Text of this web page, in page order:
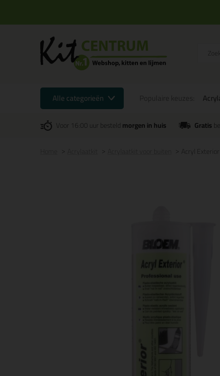
Alle categorieën
Voor 16:00 uur besteldmorgen in huis Gratis
Acryl